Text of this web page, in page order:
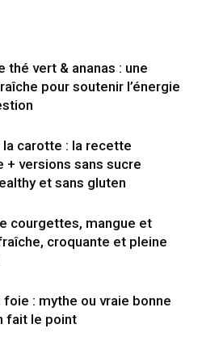
thé vert & ananas : une
pour soutenir l’énergie
la carotte : la recette
+ versions sans sucre
et sans gluten
courgettes, mangue et
croquante et pleine
foie : mythe ou vraie bonne
fait le point